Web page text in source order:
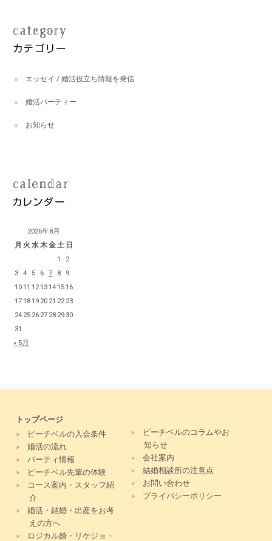
エッセイ / 婚活役立ち情報を発信
婚活パーティー
お知らせ
2026年8月
月 火 水木金土 日
1
2
3
4 5 6 7 8
9
1011 1213141516
171819 20 21 2223
24 25 26 27 28 29 30
31
« 5月
トップページ
»
ピーチベルの入会条件
»
婚活の流れ
»
パーティ情報
»
ピーチベル先輩の体験
»
コース案内・スタッフ紹
介
»
婚活・結婚・出産をお考
えの方へ
»
ロジカル婚・リケジョ・
»
ピーチベルのコラムやお
知らせ
»
会社案内
»
結婚相談所の注意点
»
お問い合わせ
»
プライバシーポリシー